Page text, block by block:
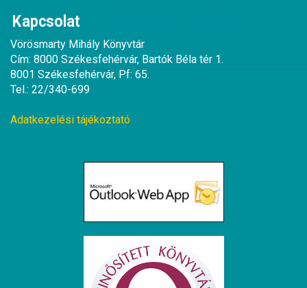
Kapcsolat
Vörösmarty Mihály Könyvtár
Cím: 8000 Székesfehérvár, Bartók Béla tér 1.
8001 Székesfehérvár, Pf: 65.
Tel.: 22/340-699
Adatkezelési tájékoztató